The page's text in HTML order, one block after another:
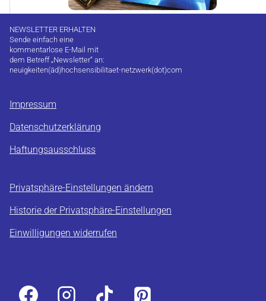
NEWSLETTER ERHALTEN
Sende einfach eine
kommentarlose E-Mail mit
dem Betreff „Newsletter“ an:
neuigkeiten(äd)hochsensibilitaet-netzwerk(dot)com
Impressum
Datenschutzerklärung
Haftungsausschluss
Privatsphäre-Einstellungen ändern
Historie der Privatsphäre-Einstellungen
Einwilligungen widerrufen